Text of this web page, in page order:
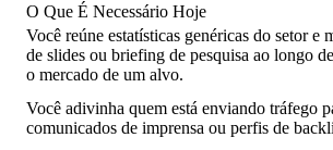
O Que É Necessário Hoje
Você reúne estatísticas genéricas do setor e
de slides ou briefing de pesquisa ao longo
o mercado de um alvo.
Você adivinha quem está enviando tráfego
comunicados de imprensa ou perfis de